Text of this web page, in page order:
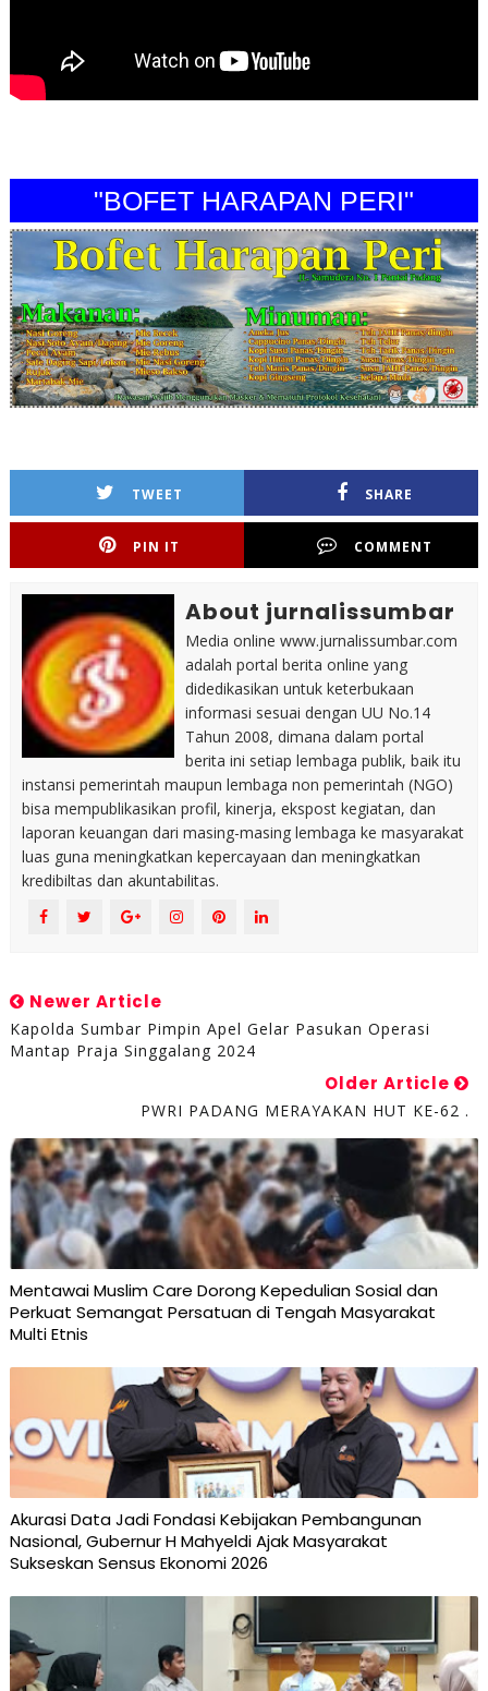
"BOFET HARAPAN PERI"
TWEET SHARE
PIN IT COMMENT
About jurnalissumbar
Media online www.jurnalissumbar.com
adalah portal berita online yang
didedikasikan untuk keterbukaan
informasi sesuai dengan UU No.14
Tahun 2008, dimana dalam portal
berita ini setiap lembaga publik, baik itu
instansi pemerintah maupun lembaga non pemerintah (NGO)
bisa mempublikasikan profil, kinerja, ekspost kegiatan, dan
laporan keuangan dari masing-masing lembaga ke masyarakat
luas guna meningkatkan kepercayaan dan meningkatkan
kredibiltas dan akuntabilitas.
Newer Article
Kapolda Sumbar Pimpin Apel Gelar Pasukan Operasi
Mantap Praja Singgalang 2024
Older Article
PWRI PADANG MERAYAKAN HUT KE-62 .
Mentawai Muslim Care Dorong Kepedulian Sosial dan
Perkuat Semangat Persatuan di Tengah Masyarakat
Multi Etnis
Akurasi Data Jadi Fondasi Kebijakan Pembangunan
Nasional, Gubernur H Mahyeldi Ajak Masyarakat
Sukseskan Sensus Ekonomi 2026